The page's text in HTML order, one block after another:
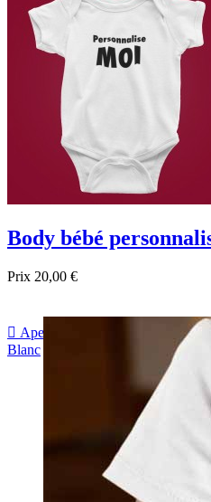
Aperçu rapide
Blanc
Body bébé
Prix 20,00 €
 Aperçu rapide
Blanc